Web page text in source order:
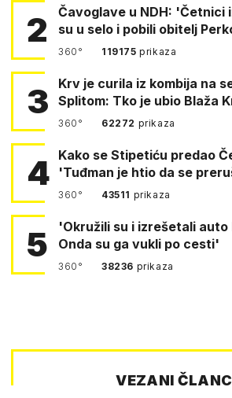
2
Čavoglave u NDH: 'Četnici
su u selo i pobili obitelj
360° 119175prikaza
3
Krv je curila iz kombija na
Splitom: Tko je ubio Blaža
360° 62272 prikaza
4 Kako se Stipetiću predao
'Tuđman je htio da se
360° 43511 prikaza
5
'Okružili su i izrešetali auto
Onda su ga vukli po cesti'
360° 38236 prikaza
VEZANI